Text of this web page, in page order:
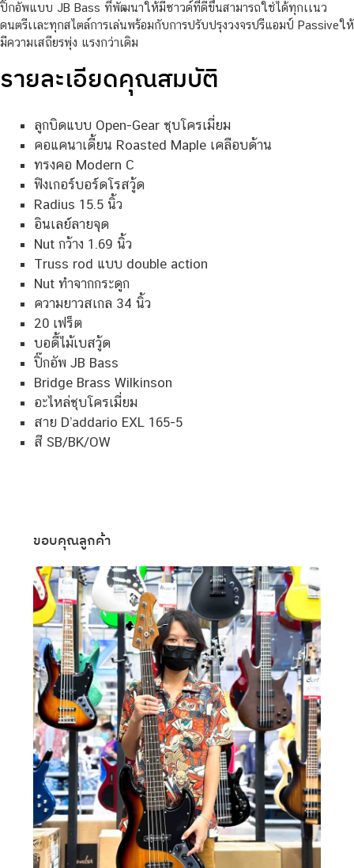
ปิ๊กอัพแบบ JB Bass ที่พัฒนาให้มีซาวด์ที่ดีขึ้นสามารถใช่ได้ทุกเเนว
ดนตรีเเละทุกสไตล์การเล่นพร้อมกับการปรับปรุงวงจรปรีแอมป์ Passiveให้
มีความเสถียรพุ่ง แรงกว่าเดิม
รายละเอียดคุณสมบัติ
ลูกบิดแบบ Open-Gear ชุบโครเมี่ยม
คอแคนาเดี้ยน Roasted Maple เคลือบด้าน
ทรงคอ Modern C
ฟิงเกอร์บอร์ดโรสวู้ด
Radius 15.5 นิ้ว
อินเลย์ลายจุด
Nut กว้าง 1.69 นิ้ว
Truss rod แบบ double action
Nut ทำจากกระดูก
ความยาวสเกล 34 นิ้ว
20 เฟร็ต
บอดี้ไม้เบสวู้ด
ปิ๊กอัพ JB Bass
Bridge Brass Wilkinson
อะไหล่ชุบโครเมี่ยม
สาย D’addario EXL 165-5
สี SB/BK/OW
ขอบคุณลูกค้า